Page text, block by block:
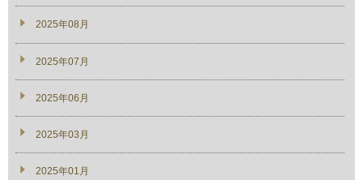
2025年08月
2025年07月
2025年06月
2025年03月
2025年01月